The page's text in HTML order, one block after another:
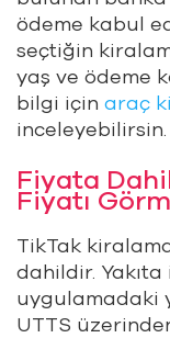
ödeme kabul
seçtiğin
yaş ve ödeme
bilgi için araç
inceleyebilirsin.
Fiyata
Fiyatı
TikTak
dahildir.
uygulamadaki
UTTS